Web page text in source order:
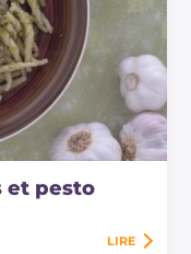
et pesto
LIRE